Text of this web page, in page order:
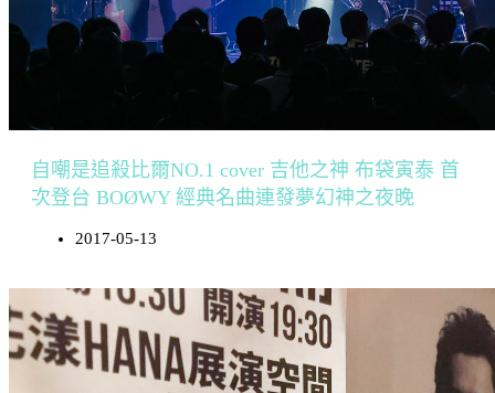
自嘲是追殺比爾NO.1 cover 吉他之神 布袋寅泰 首
次登台 BOØWY 經典名曲連發夢幻神之夜晚
2017-05-13